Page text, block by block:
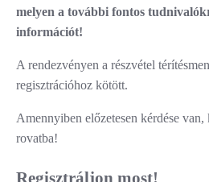
melyen a további fontos
információt!
A rendezvényen a részvétel
regisztrációhoz kötött.
Amennyiben előzetesen kérdése
rovatba!
Regisztráljon most!